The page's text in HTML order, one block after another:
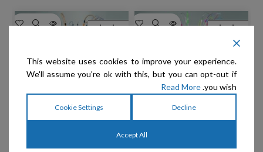
אזל המלאי
Vee Toys – טיזר לחתולים
PURRfect Feather
אזל המלאי
THE PURRfect Cat toy
This website uses cookies to improve your experience.
We'll assume you're ok with this, but you can opt-out if
you wish.
Read More
Decline
Cookie Settings
Accept All